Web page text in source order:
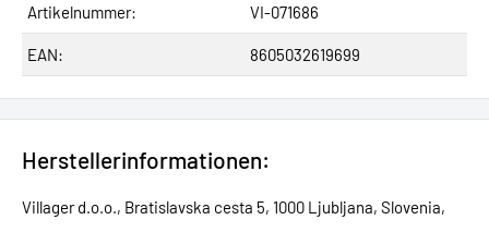
Artikelnummer: VI-071686
EAN: 8605032619699
Herstellerinformationen:
Villager d.o.o., Bratislavska cesta 5, 1000 Ljubljana, Slovenia,